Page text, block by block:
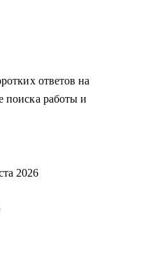
ответов на
поиска работы и
2026